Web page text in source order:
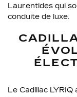
Laurentides qui
conduite de luxe.
Le Cadillac